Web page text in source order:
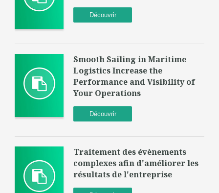
Découvrir
Smooth Sailing in Maritime
Logistics Increase the
Performance and Visibility of
Your Operations
Découvrir
Traitement des évènements
complexes afin d'améliorer les
résultats de l'entreprise